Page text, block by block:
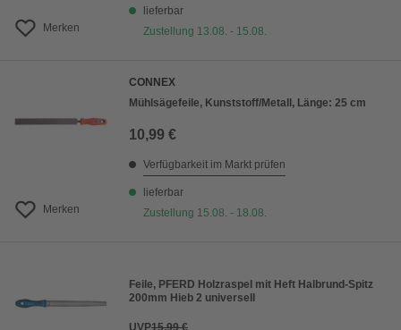
Merken
lieferbar
Zustellung 13.08. - 15.08.
Merken
CONNEX
Mühlsägefeile, Kunststoff/Metall, Länge: 25 cm
10,99 €
Verfügbarkeit im Markt prüfen
lieferbar
Zustellung 15.08. - 18.08.
Feile, PFERD Holzraspel mit Heft Halbrund-Spitz
200mm Hieb 2 universell